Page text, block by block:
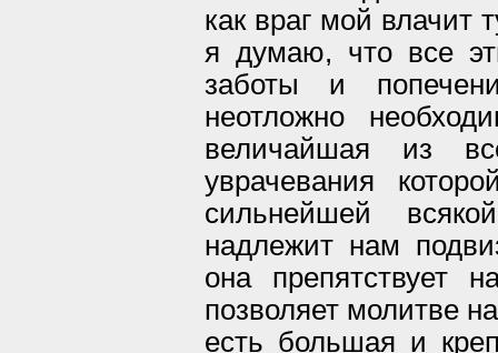
как враг мой влачит
я думаю, что все
заботы и
неотложно
величайшая из
уврачевания
сильнейшей
надлежит нам
она препятствует
позволяет молитве
есть большая и